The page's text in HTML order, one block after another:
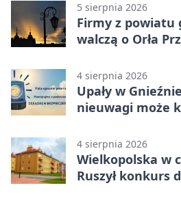
5 sierpnia 2026
Firmy z powiatu
walczą o Orła
4 sierpnia 2026
Upały w
nieuwagi może
4 sierpnia 2026
Wielkopolska w
Ruszył konkurs